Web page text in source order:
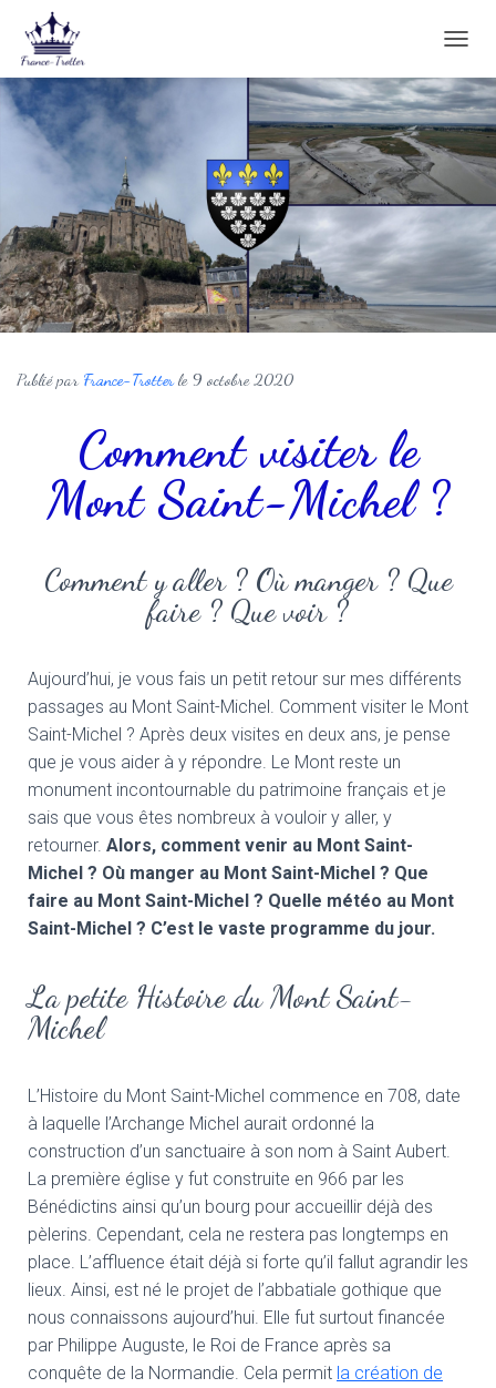
É
P
L
I
E
L
I
G
Publié par France-Trotterle 9 octobre 2020
Comment visiter le
Mont Saint-Michel ?
Comment y aller ? Où manger ? Que
faire ? Que voir ?
Aujourd’hui, je vous fais un petit retour sur mes différents
passages au Mont Saint-Michel. Comment visiter le Mont
Saint-Michel ? Après deux visites en deux ans, je pense
que je vous aider à y répondre. Le Mont reste un
monument incontournable du patrimoine français et je
sais que vous êtes nombreux à vouloir y aller, y
retourner. Alors, comment venir au Mont Saint-
Michel ? Où manger au Mont Saint-Michel ? Que
faire au Mont Saint-Michel ? Quelle météo au Mont
Saint-Michel ? C’est le vaste programme du jour.
La petite Histoire du Mont Saint-
Michel
L’Histoire du Mont Saint-Michel commence en 708, date
à laquelle l’Archange Michel aurait ordonné la
construction d’un sanctuaire à son nom à Saint Aubert.
La première église y fut construite en 966 par les
Bénédictins ainsi qu’un bourg pour accueillir déjà des
pèlerins. Cependant, cela ne restera pas longtemps en
place. L’affluence était déjà si forte qu’il fallut agrandir les
lieux. Ainsi, est né le projet de l’abbatiale gothique que
nous connaissons aujourd’hui. Elle fut surtout financée
par Philippe Auguste, le Roi de France après sa
conquête de la Normandie. Cela permit la création de